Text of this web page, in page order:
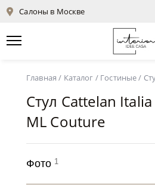
Салоны в Москве
Главная / Каталог / Гостиные/
Стул Cattelan
ML Couture
Фото 1